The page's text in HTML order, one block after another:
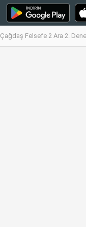
Çağdaş Felsefe 2 Ara 2.